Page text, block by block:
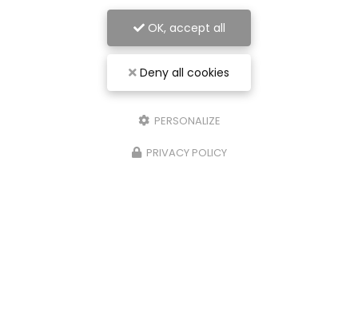
OK, accept all
Deny all cookies
PERSONALIZE
PRIVACY POLICY